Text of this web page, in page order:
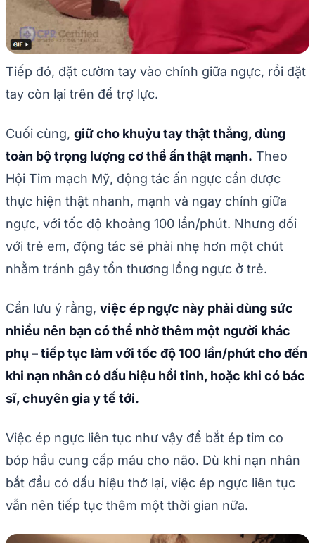
Tiếp đó, đặt cườm tay vào chính giữa ngực, rồi đặt
tay còn lại trên để trợ lực.
Cuối cùng, giữ cho khuỷu tay thật thẳng, dùng
toàn bộ trọng lượng cơ thể ấn thật mạnh. Theo
Hội Tim mạch Mỹ, động tác ấn ngực cần được
thực hiện thật nhanh, mạnh và ngay chính giữa
ngực, với tốc độ khoảng 100 lần/phút. Nhưng đối
với trẻ em, động tác sẽ phải nhẹ hơn một chút
nhằm tránh gây tổn thương lồng ngực ở trẻ.
Cần lưu ý rằng, việc ép ngực này phải dùng sức
nhiều nên bạn có thể nhờ thêm một người khác
phụ – tiếp tục làm với tốc độ 100 lần/phút cho đến
khi nạn nhân có dấu hiệu hồi tỉnh, hoặc khi có bác
sĩ, chuyên gia y tế tới.
Việc ép ngực liên tục như vậy để bắt ép tim co
bóp hầu cung cấp máu cho não. Dù khi nạn nhân
bắt đầu có dấu hiệu thở lại, việc ép ngực liên tục
vẫn nên tiếp tục thêm một thời gian nữa.